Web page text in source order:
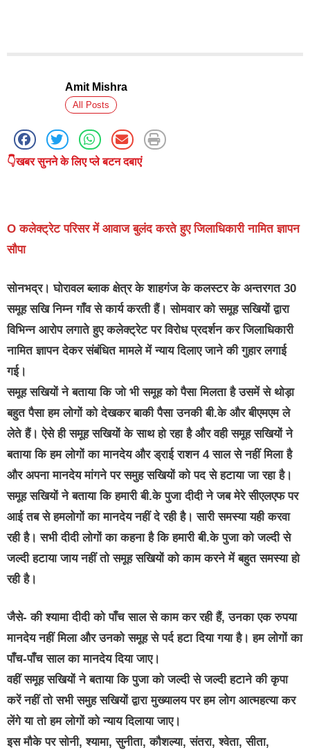
Amit Mishra
All Posts
👇खबर सुनने के लिए प्ले बटन दबाएं
O कलेक्ट्रेट परिसर में आवाज बुलंद करते हुए जिलाधिकारी नामित ज्ञापन
सौपा
सोनभद्र। घोरावल ब्लाक क्षेत्र के शाहगंज के कलस्टर के अन्तरगत 30
समूह सखि निम्न गाँव से कार्य करती हैं। सोमवार को समूह सखियों द्वारा
विभिन्न आरोप लगाते हुए कलेक्ट्रेट पर विरोध प्रदर्शन कर जिलाधिकारी
नामित ज्ञापन देकर संबंधित मामले में न्याय दिलाए जाने की गुहार लगाई
गई।
समूह सखियों ने बताया कि जो भी समूह को पैसा मिलता है उसमें से थोड़ा
बहुत पैसा हम लोगों को देखकर बाकी पैसा उनकी बी.के और बीएमएम ले
लेते हैं। ऐसे ही समूह सखियों के साथ हो रहा है और वही समूह सखियों ने
बताया कि हम लोगों का मानदेय और ड्राई राशन 4 साल से नहीं मिला है
और अपना मानदेय मांगने पर समुह सखियों को पद से हटाया जा रहा है।
समूह सखियों ने बताया कि हमारी बी.के पुजा दीदी ने जब मेरे सीएलएफ पर
आई तब से हमलोगों का मानदेय नहीं दे रही है। सारी समस्या यही करवा
रही है। सभी दीदी लोगों का कहना है कि हमारी बी.के पुजा को जल्दी से
जल्दी हटाया जाय नहीं तो समूह सखियों को काम करने में बहुत समस्या हो
रही है।
जैसे- की श्यामा दीदी को पाँच साल से काम कर रही हैं, उनका एक रुपया
मानदेय नहीं मिला और उनको समूह से पर्द हटा दिया गया है। हम लोगों का
पाँच-पाँच साल का मानदेय दिया जाए।
वहीं समूह सखियों ने बताया कि पुजा को जल्दी से जल्दी हटाने की कृपा
करें नहीं तो सभी समुह सखियों द्वारा मुख्यालय पर हम लोग आत्महत्या कर
लेंगे या तो हम लोगों को न्याय दिलाया जाए।
इस मौके पर सोनी, श्यामा, सुनीता, कौशल्या, संतरा, श्वेता, सीता,